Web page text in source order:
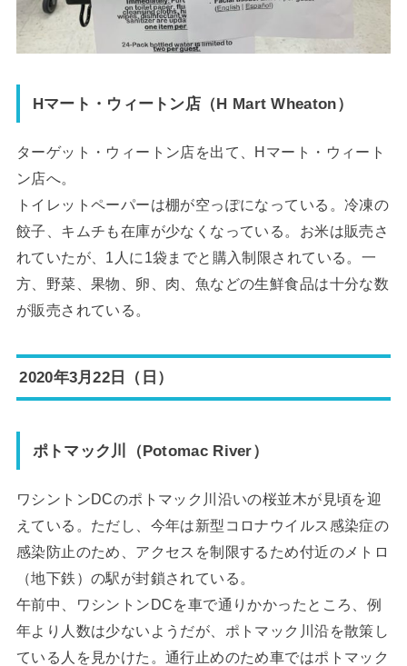
Hマート・ウィートン店（H Mart Wheaton）
ターゲット・ウィートン店を出て、Hマート・ウィート
ン店へ。
トイレットペーパーは棚が空っぽになっている。冷凍の
餃子、キムチも在庫が少なくなっている。お米は販売さ
れていたが、1人に1袋までと購入制限されている。一
方、野菜、果物、卵、肉、魚などの生鮮食品は十分な数
が販売されている。
2020年3月22日（日）
ポトマック川（Potomac River）
ワシントンDCのポトマック川沿いの桜並木が見頃を迎
えている。ただし、今年は新型コロナウイルス感染症の
感染防止のため、アクセスを制限するため付近のメトロ
（地下鉄）の駅が封鎖されている。
午前中、ワシントンDCを車で通りかかったところ、例
年より人数は少ないようだが、ポトマック川沿を散策し
ている人を見かけた。通行止めのため車ではポトマック